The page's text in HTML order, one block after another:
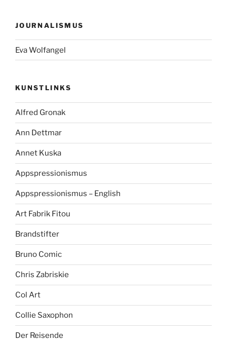
JOURNALISMUS
Eva Wolfangel
KUNSTLINKS
Alfred Gronak
Ann Dettmar
Annet Kuska
Appspressionismus
Appspressionismus – English
Art Fabrik Fitou
Brandstifter
Bruno Comic
Chris Zabriskie
Col Art
Collie Saxophon
Der Reisende